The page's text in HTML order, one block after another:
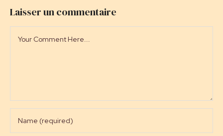
Laisser un commentaire